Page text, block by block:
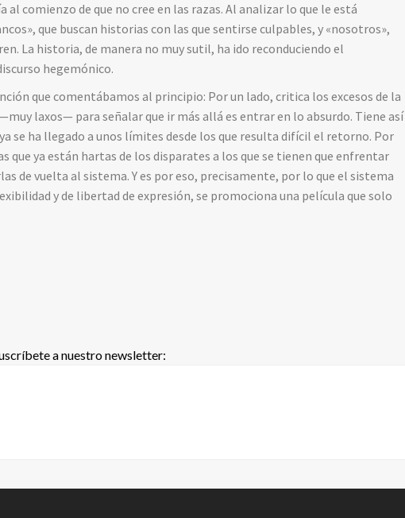
al comienzo de que no cree en las razas. Al analizar lo que le está
que buscan historias con las que sentirse culpables, y «nosotros»,
La historia, de manera no muy sutil, ha ido reconduciendo el
hegemónico.
que comentábamos al principio: Por un lado, critica los excesos de la
laxos— para señalar que ir más allá es entrar en lo absurdo. Tiene así
se ha llegado a unos límites desde los que resulta difícil el retorno. Por
ya están hartas de los disparates a los que se tienen que enfrentar
de vuelta al sistema. Y es por eso, precisamente, por lo que el sistema
y de libertad de expresión, se promociona una película que solo
a nuestro newsletter: